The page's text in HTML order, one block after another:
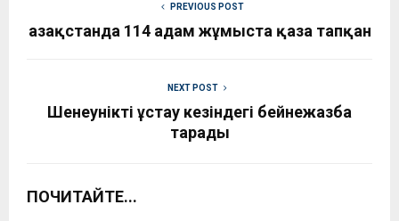
PREVIOUS POST
Қазақстанда 114 адам жұмыста қаза тапқан
NEXT POST
Шенеунікті ұстау кезіндегі бейнежазба
тарады
ПОЧИТАЙТЕ...